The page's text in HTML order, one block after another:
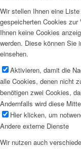
Wir stellen Ihnen eine
gespeicherten Cookies
Ihnen keine Cookies
werden. Diese können Sie
einsehen.
Aktivieren, damit die
alle Cookies, denen nicht
benötigen zwei Cookies,
Andernfalls wird diese
Hier klicken, um
Andere externe Dienste
Wir nutzen auch